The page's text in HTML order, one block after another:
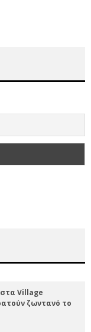
Village
ζωντανό το